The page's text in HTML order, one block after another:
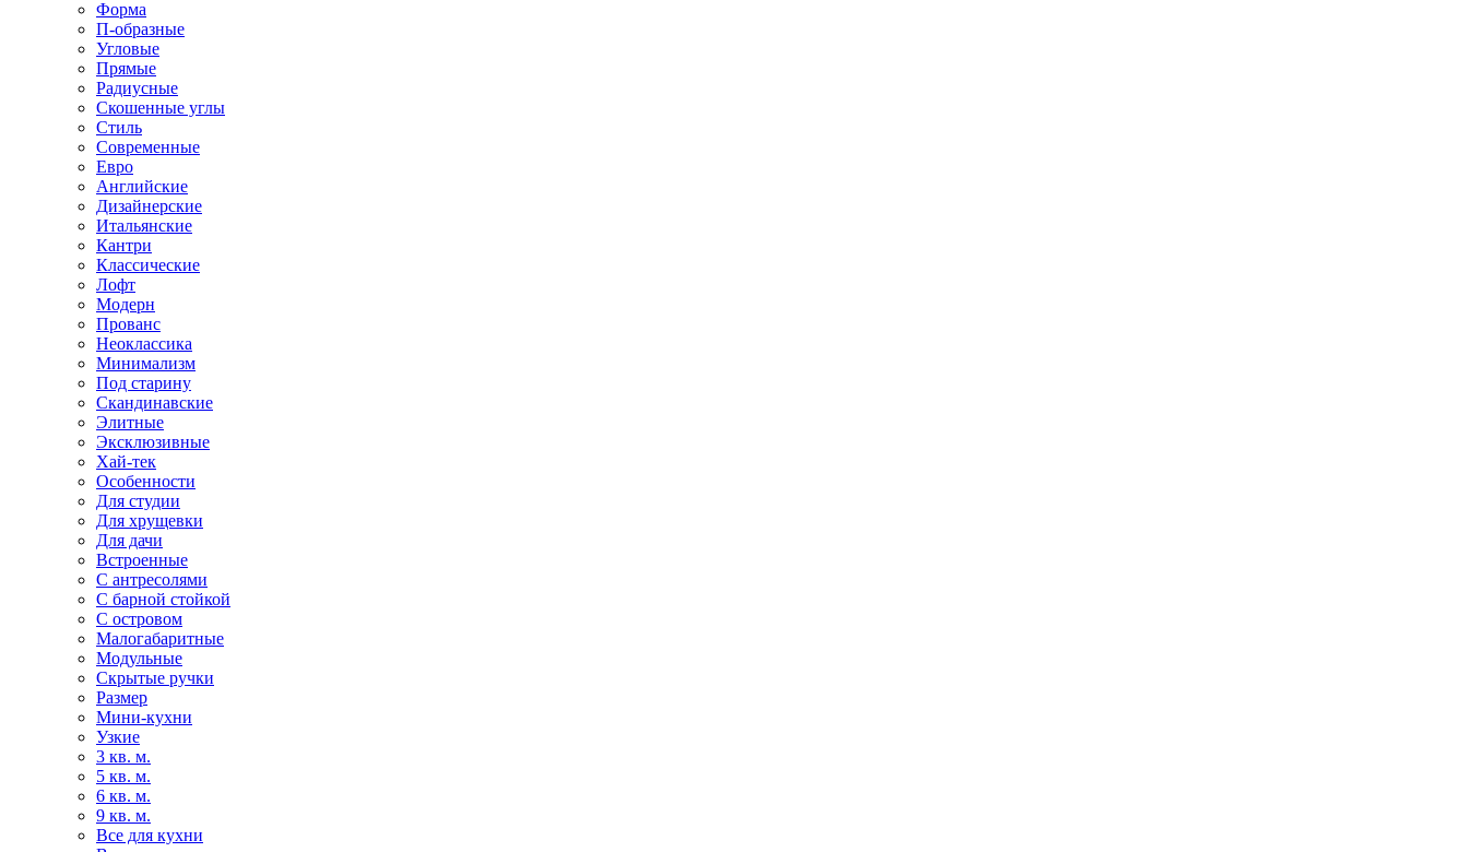
Форма
П-образные
Угловые
Прямые
Радиусные
Скошенные углы
Стиль
Современные
Евро
Английские
Дизайнерские
Итальянские
Кантри
Классические
Лофт
Модерн
Прованс
Неоклассика
Минимализм
Под старину
Скандинавские
Элитные
Эксклюзивные
Хай-тек
Особенности
Для студии
Для хрущевки
Для дачи
Встроенные
С антресолями
С барной стойкой
С островом
Малогабаритные
Модульные
Скрытые ручки
Размер
Мини-кухни
Узкие
3 кв. м.
5 кв. м.
6 кв. м.
9 кв. м.
Все для кухни